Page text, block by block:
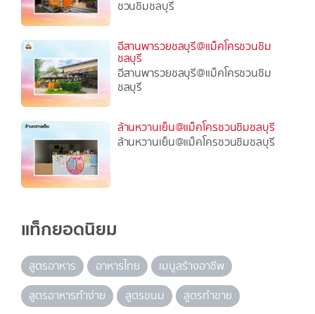
ชวนชิมชลบุรี
อีสานพารวยชลบุรี@แม็คโครชวนชิม
ชลบุรี
อีสานพารวยชลบุรี@แม็คโครชวนชิม
ชลบุรี
ล้านหวานเย็น@แม็คโครชวนชิมชลบุรี
ล้านหวานเย็น@แม็คโครชวนชิมชลบุรี
แท็กยอดนิยม
สูตรอาหาร อาหารไทย
เมนูสร้างอาชีพ
สูตรอาหารทำง่าย
สูตรขนม
สูตรทำขาย